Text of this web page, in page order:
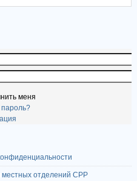
меня
отделений СРР